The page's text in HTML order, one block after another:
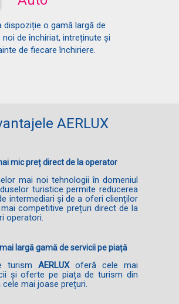
dispoziție o gamă largă de
de închiriat, intreținute și
de fiecare închiriere.
AERLUX
mic preț direct de la operator
mai noi tehnologii în domeniul
turistice permite reducerea
intermediari și de a oferi clienților
competitive prețuri direct de la
operatori.
largă gamă de servicii pe piață
turism AERLUXoferă cele mai
și oferte pe piața de turism din
cele mai joase prețuri.